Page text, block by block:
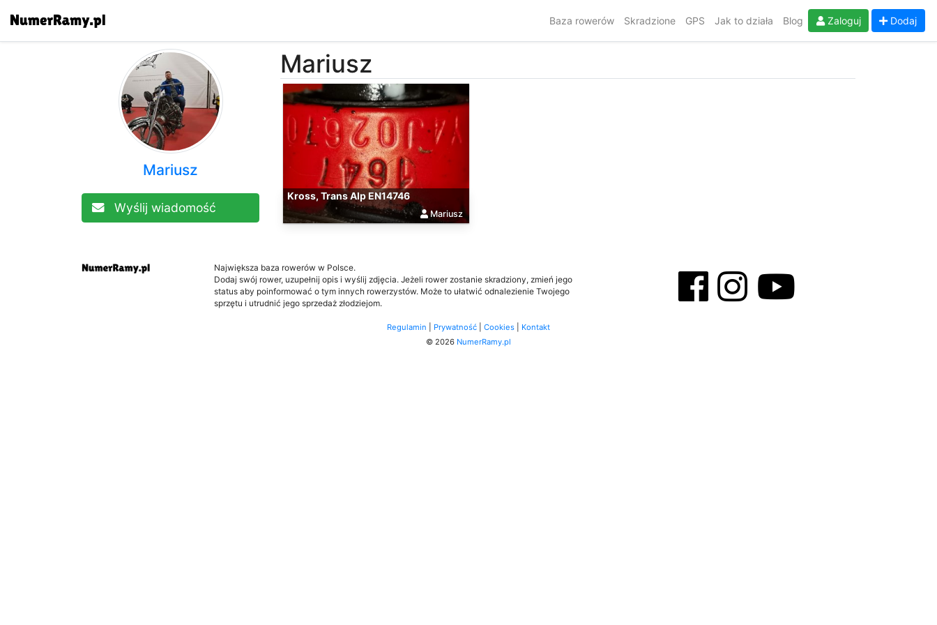
Baza rowerów Skradzione GPS Jak to działa Blog Zaloguj Dodaj
Mariusz
Wyślij wiadomość
Mariusz
Kross, Trans Alp EN14746
Mariusz
Największa baza rowerów w Polsce.
Dodaj swój rower, uzupełnij opis i wyślij zdjęcia. Jeżeli rower zostanie skradziony, zmień jego
status aby poinformować o tym innych rowerzystów. Może to ułatwić odnalezienie Twojego
sprzętu i utrudnić jego sprzedaż złodziejom.
Regulamin Prywatność Cookies
Kontakt
© 2026 NumerRamy.pl